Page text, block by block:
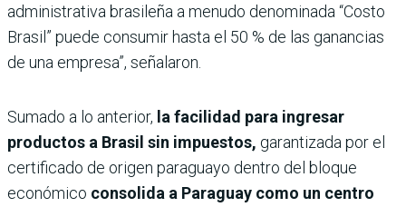
administrativa brasileña a menudo denominada “Costo
Brasil” puede consumir hasta el 50 % de las ganancias
de una empresa”, señalaron.
Sumado a lo anterior, la facilidad para ingresar
productos a Brasil sin impuestos, garantizada por el
certificado de origen paraguayo dentro del bloque
económico consolida a Paraguay como un centro